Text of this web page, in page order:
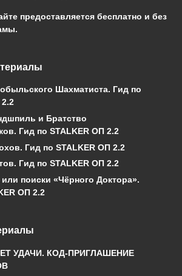
предоставляется бесплатно и без
Шахматиста. Гид по
и Братство
Гид по STALKER ОП 2.2
Гид по STALKER ОП 2.2
Гид по STALKER ОП 2.2
поиски «Чёрного Доктора».
ОП 2.2
УДАЧИ. КОД-ПРИГЛАШЕНИЕ